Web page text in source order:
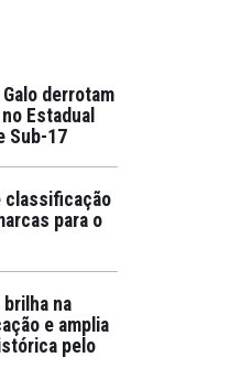
derrotam
Estadual
Sub-17
classificação
para o
brilha na
e amplia
pelo